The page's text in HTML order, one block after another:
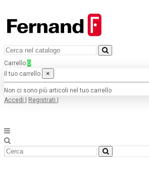
Carrello 0
Il tuo carrello
×
Non ci sono più articoli nel tuo carrello
Accedi
Registrati